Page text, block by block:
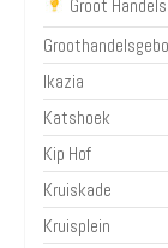
Groot
Ikazia
Katshoek
Kip Hof
Kruiskade
Kruisplein